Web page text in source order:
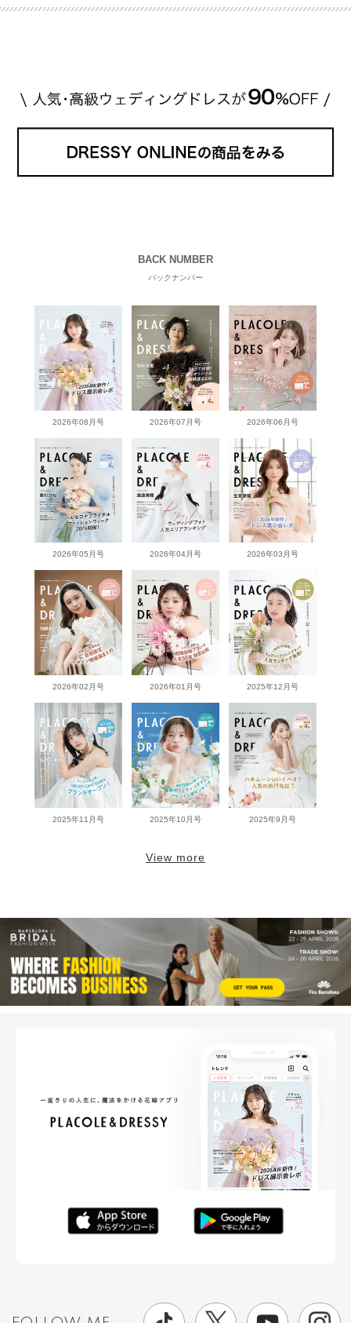
BACK NUMBER
バックナンバー
2026年08月号 2026年07月号 2026年06月号
2026年05月号 2026年04月号 2026年03月号
2026年02月号 2026年01月号 2025年12月号
2025年11月号 2025年10月号 2025年9月号
View more